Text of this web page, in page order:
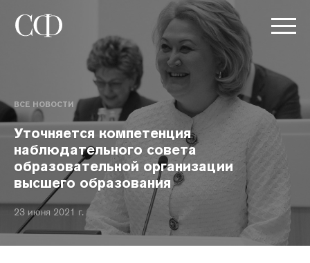
ВСЕ НОВОСТИ
Уточняется компетенция
наблюдательного совета
образовательной организации
высшего образования
23 июня 2021 г.